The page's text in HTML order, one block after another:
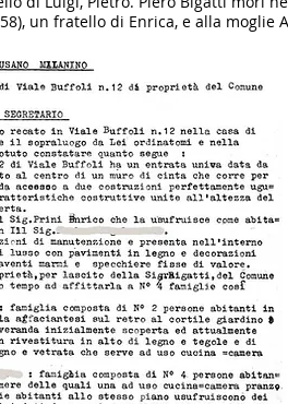
un fratello di Enrica, e alla moglie